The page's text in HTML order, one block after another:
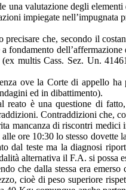
valutazione degli
impiegate
che, secondo il
fondamento
multis Cass. Sez. Un.
ove la Corte di appello
ed in dibattimento).
è una questione di
Contraddizioni che,
mancanza di riscontri
ore 10:30 lo stesso dovette
dal teste ma la diagnosi
alternativa il F.A. si possa
che dalla stessa era
cioè di peso superiore